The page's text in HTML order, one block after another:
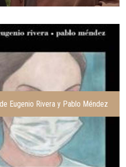
Eugenio Rivera y Pablo Méndez